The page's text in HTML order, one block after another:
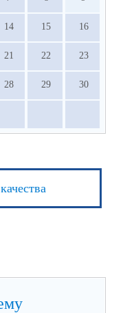
14 15 16
21 22 23
28 29 30